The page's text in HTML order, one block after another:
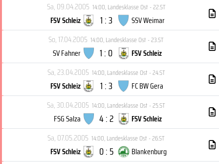
Sa, 09.04.2005 14:00,Landesklasse Ost - 22.ST
FSV Schleiz 1 : 3
SSV Weimar
So, 17.04.2005 14:00,Landesklasse Ost - 23.ST
SV Fahner 1 : 0
FSV Schleiz
Sa, 23.04.2005 14:00,Landesklasse Ost - 24.ST
FSV Schleiz 1 : 3
FC BW Gera
Sa, 30.04.2005 14:00,Landesklasse Ost - 25.ST
FSG Salza 4 : 2
FSV Schleiz
Sa, 07.05.2005 14:00,Landesklasse Ost - 26.ST
FSV Schleiz 0 : 5
Blankenburg